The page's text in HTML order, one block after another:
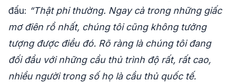
đấu: “Thật phi thường. Ngay cả trong những giấc
mơ điên rồ nhất, chúng tôi cũng không tưởng
tượng được điều đó. Rõ ràng là chúng tôi đang
đối đầu với những cầu thủ trình độ rất, rất cao,
nhiều người trong số họ là cầu thủ quốc tế.